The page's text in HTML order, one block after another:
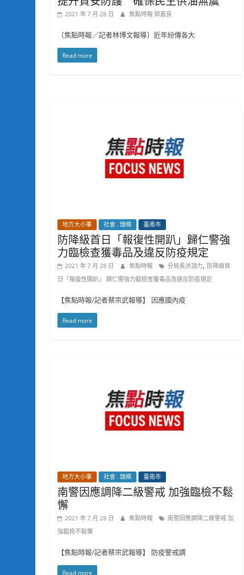
2021 年 7 月 28 日 焦點時報 郭嘉良
〔焦點時報／記者林博文報導〕近年紛傳各大
Read more
地方大小事 社會 . 頭條 臺南市
防降級首日「報復性開趴」歸仁警強
力臨檢查獲毒品及違反防疫規定
2021 年 7 月 28 日 焦點時報 分局長洪頂力, 防降級首
日「報復性開趴」 歸仁警強力臨檢查獲毒品及違反防疫規定
【焦點時報/記者蔡宗武報導】 因應國內疫
Read more
地方大小事 社會 . 頭條 臺南市
南警因應調降二級警戒 加強臨檢不鬆
懈
2021 年 7 月 28 日 焦點時報
南警因應調降二級警戒 加
強臨檢不鬆懈
【焦點時報/記者蔡宗武報導】 防疫警戒調
Read more